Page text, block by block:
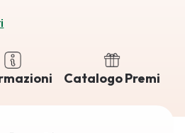
Catalogo Premi